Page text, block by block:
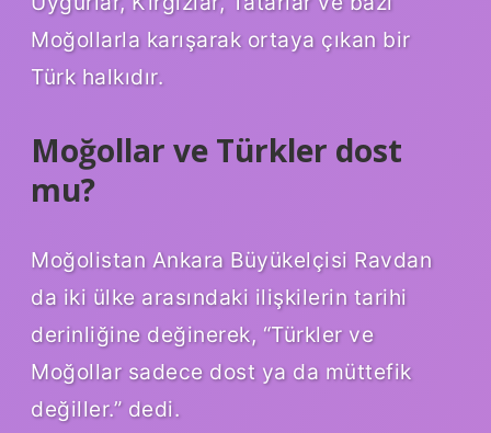
Moğollarla karışarak ortaya çıkan bir
Türk halkıdır.
Moğollar ve Türkler dost
mu?
Moğolistan Ankara Büyükelçisi Ravdan
da iki ülke arasındaki ilişkilerin tarihi
derinliğine değinerek, “Türkler ve
Moğollar sadece dost ya da müttefik
değiller.” dedi.